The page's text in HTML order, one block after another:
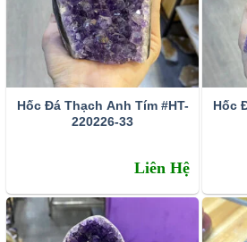
Thành phần cấu tạo hoá học:
Màu sắc: Tất cả các dạng của
tím, tím ánh hồng đến tím đậm,
và xám.
Chỉ số chiết quang: 1.544 – 1.553
Độ trong suốt: Trong suốt
Hốc Đá Thạch Anh Tím #HT-
220226-33
Liên Hệ
Hốc